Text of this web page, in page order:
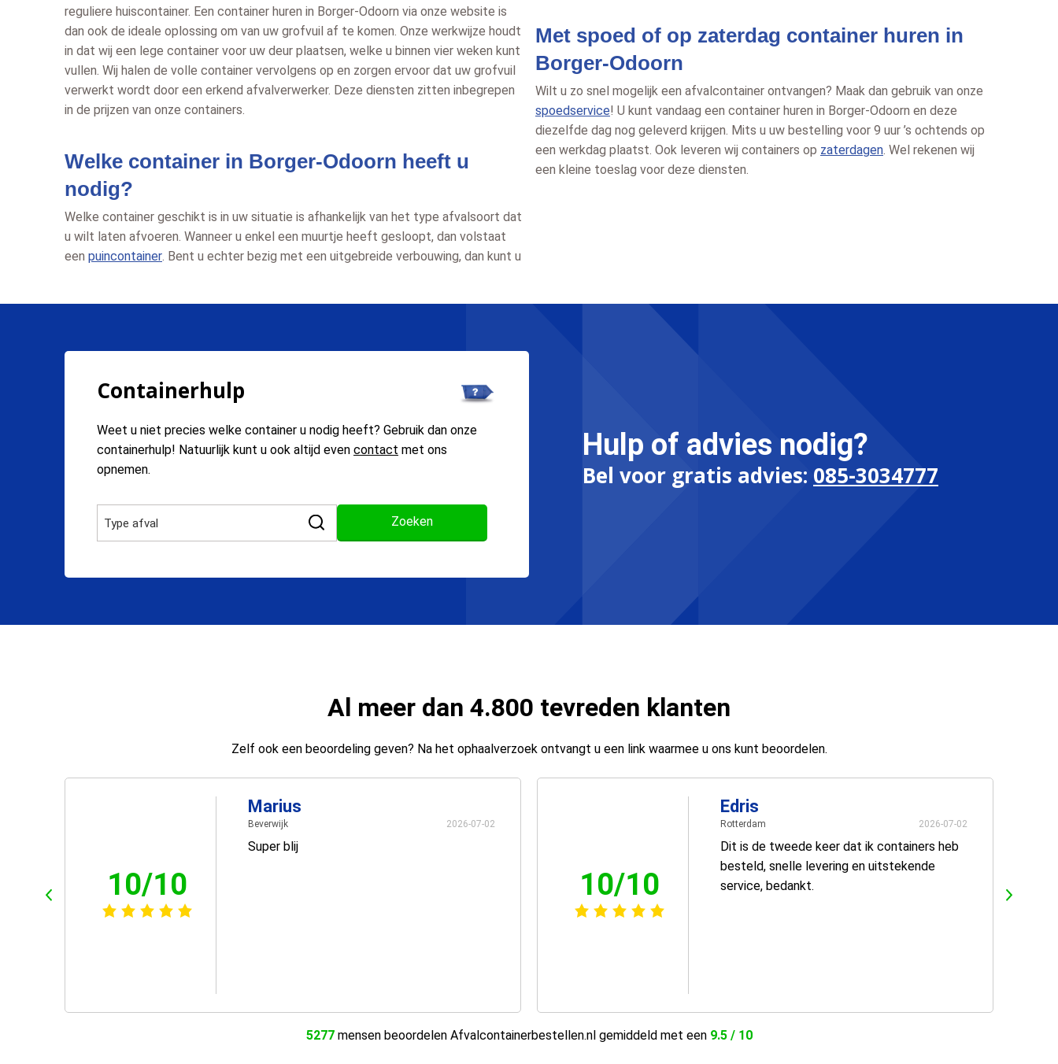
reguliere huiscontainer. Een container huren in Borger-Odoorn via onze website is
dan ook de ideale oplossing om van uw grofvuil af te komen. Onze werkwijze houdt
in dat wij een lege container voor uw deur plaatsen, welke u binnen vier weken kunt
vullen. Wij halen de volle container vervolgens op en zorgen ervoor dat uw grofvuil
verwerkt wordt door een erkend afvalverwerker. Deze diensten zitten inbegrepen
in de prijzen van onze containers.
Welke container in Borger-Odoorn heeft u
nodig?
Welke container geschikt is in uw situatie is afhankelijk van het type afvalsoort dat
u wilt laten afvoeren. Wanneer u enkel een muurtje heeft gesloopt, dan volstaat
een puincontainer. Bent u echter bezig met een uitgebreide verbouwing, dan kunt u
Met spoed of op zaterdag container huren in
Borger-Odoorn
Wilt u zo snel mogelijk een afvalcontainer ontvangen? Maak dan gebruik van onze
spoedservice! U kunt vandaag een container huren in Borger-Odoorn en deze
diezelfde dag nog geleverd krijgen. Mits u uw bestelling voor 9 uur ’s ochtends op
een werkdag plaatst. Ook leveren wij containers op zaterdagen. Wel rekenen wij
een kleine toeslag voor deze diensten.
Containerhulp
Weet u niet precies welke container u nodig heeft? Gebruik dan onze
containerhulp! Natuurlijk kunt u ook altijd even contact met ons
opnemen.
Hulp of advies nodig?
Bel voor gratis advies: 085-3034777
Al meer dan 4.800 tevreden klanten
Zelf ook een beoordeling geven? Na het ophaalverzoek ontvangt u een link waarmee u ons kunt beoordelen.
10/10
Marius
Beverwijk 2026-07-02
Super blij
10/10
Edris
Rotterdam 2026-07-02
Dit is de tweede keer dat ik containers heb
besteld, snelle levering en uitstekende
service, bedankt.
5277mensen beoordelen Afvalcontainerbestellen.nl gemiddeld met een 9.5 / 10